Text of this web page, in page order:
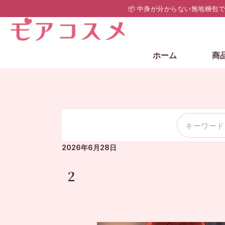
ホーム 商
2026年6月28日
2
📦 中身が分からない無地梱包